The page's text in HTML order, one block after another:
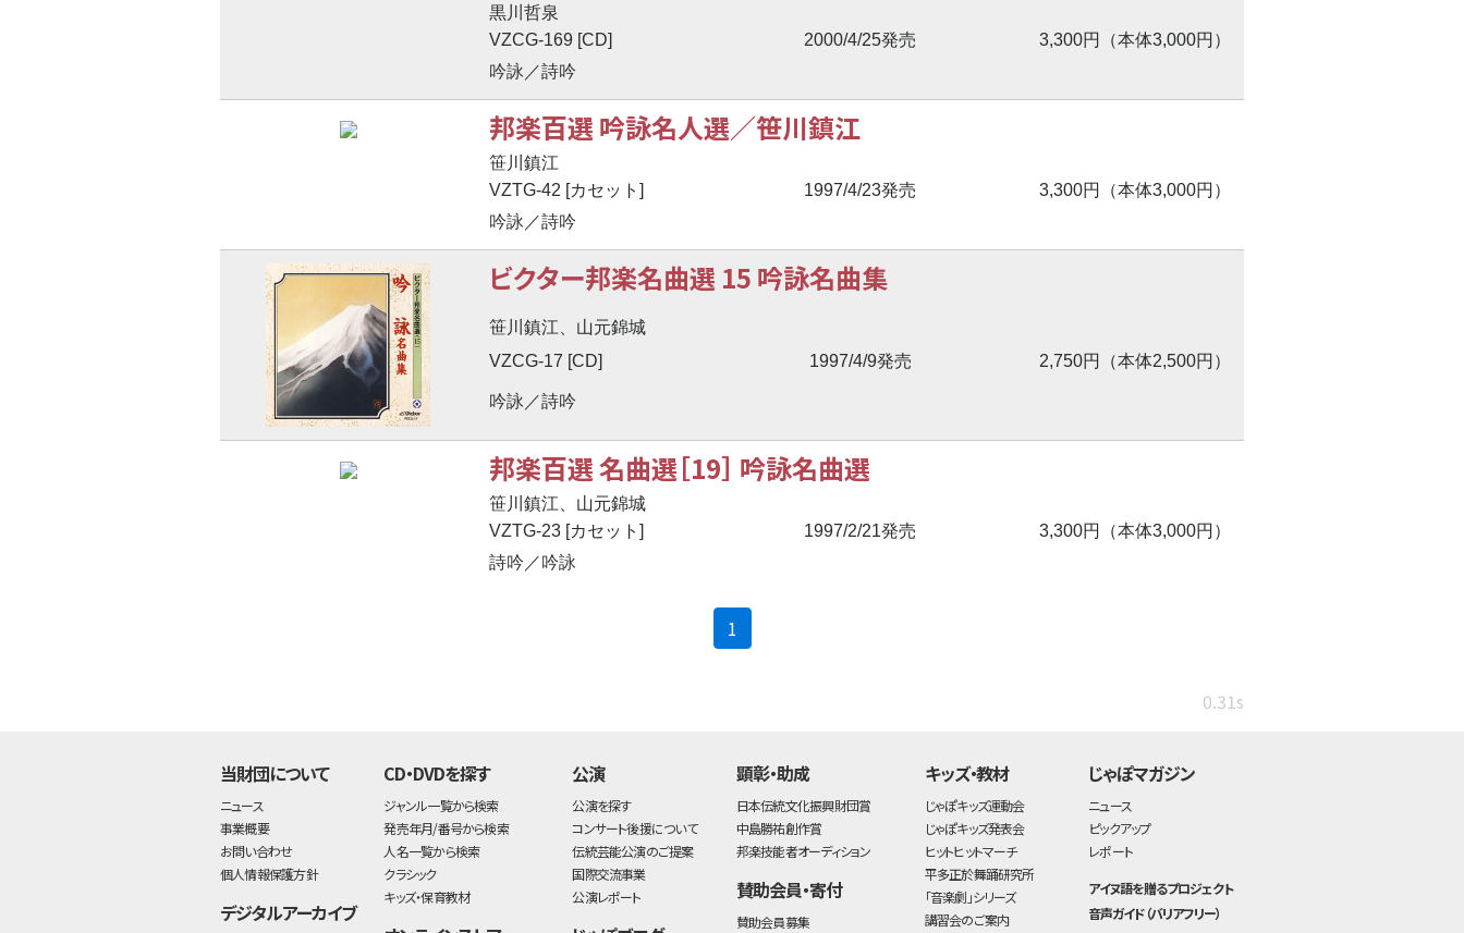
黒川哲泉
VZCG-169 [CD]
2000/4/25発売
3,300円（本体3,000円）
吟詠／詩吟
邦楽百選 吟詠名人選／笹川鎮江
笹川鎮江
VZTG-42 [カセット]
1997/4/23発売
3,300円（本体3,000円）
吟詠／詩吟
ビクター邦楽名曲選 15 吟詠名曲集
笹川鎮江、山元錦城
VZCG-17 [CD]
1997/4/9発売 2,750円（本体2,500円）
吟詠／詩吟
邦楽百選 名曲選［19］ 吟詠名曲選
笹川鎮江、山元錦城
VZTG-23 [カセット]
1997/2/21発売
3,300円（本体3,000円）
詩吟／吟詠
1
0.31s
当財団について
ニュース
事業概要
お問い合わせ
個人情報保護方針
デジタルアーカイブ
CD・DVDを探す
ジャンル一覧から検索
発売年月/番号から検索
人名一覧から検索
クラシック
キッズ・保育教材
公演
公演を探す
コンサート後援について
伝統芸能公演のご提案
国際交流事業
公演レポート
顕彰・助成
日本伝統文化振興財団賞
中島勝祐創作賞
邦楽技能者オーディション
賛助会員・寄付
賛助会員募集
キッズ・教材
じゃぽキッズ運動会
じゃぽキッズ発表会
ヒットヒットマーチ
平多正於舞踊研究所
「音楽劇」シリーズ
講習会のご案内
じゃぽマガジン
ニュース
ピックアップ
レポート
アイヌ語を贈るプロジェクト
音声ガイド（バリアフリー）